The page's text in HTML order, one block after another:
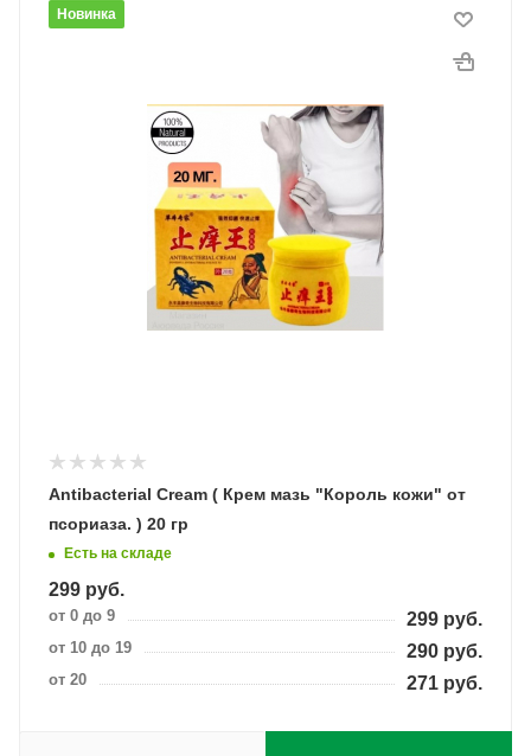
Новинка
Antibacterial Cream ( Крем мазь "Король кожи" от
псориаза. ) 20 гр
Есть на складе
299 руб.
от 0 до 9 299 руб.
от 10 до 19 290 руб.
от 20 271 руб.